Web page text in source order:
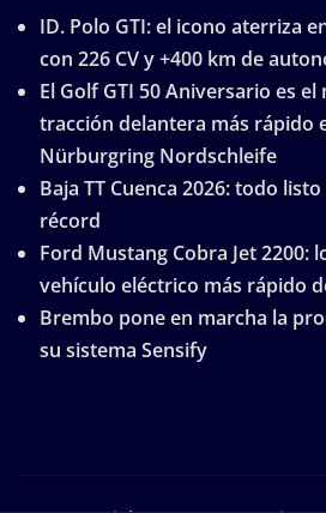
ID. Polo GTI: el icono aterriza
con 226 CV y +400 km de
El Golf GTI 50 Aniversario es
tracción delantera más rápido
Nürburgring Nordschleife
Baja TT Cuenca 2026: todo
récord
Ford Mustang Cobra Jet 2200:
vehículo eléctrico más rápido
Brembo pone en marcha la
su sistema Sensify